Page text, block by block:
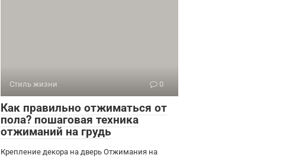
Стиль жизни 0
Как правильно отжиматься от
пола? пошаговая техника
отжиманий на грудь
Крепление декора на дверь Отжимания на